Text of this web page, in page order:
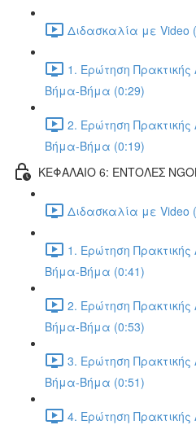
Διδασκαλία με Video
1. Ερώτηση
Βήμα-Βήμα (0:29)
2. Ερώτηση
Βήμα-Βήμα (0:19)
ΚΕΦΑΛΑΙΟ 6: ΕΝΤΟΛΕΣ
Διδασκαλία με Video
1. Ερώτηση
Βήμα-Βήμα (0:41)
2. Ερώτηση
Βήμα-Βήμα (0:53)
3. Ερώτηση
Βήμα-Βήμα (0:51)
4. Ερώτηση